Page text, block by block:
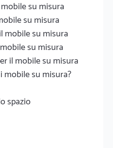
su misura
su misura
mobile su misura
su misura
il mobile su misura
mobile su misura?
spazio